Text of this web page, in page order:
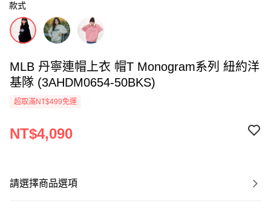
款式
MLB 丹寧連帽上衣 帽T Monogram系列 紐約洋
基隊 (3AHDM0654-50BKS)
超取滿NT$499免運
NT$4,090
請選擇商品選項